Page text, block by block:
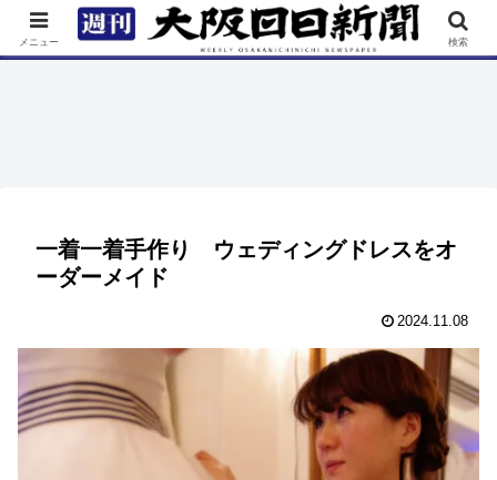
TOP 特集 ニュース 連載 街ネタ イベント
一着一着手作り ウェディングドレスをオ
ーダーメイド
2024.11.08
メニュー 検索